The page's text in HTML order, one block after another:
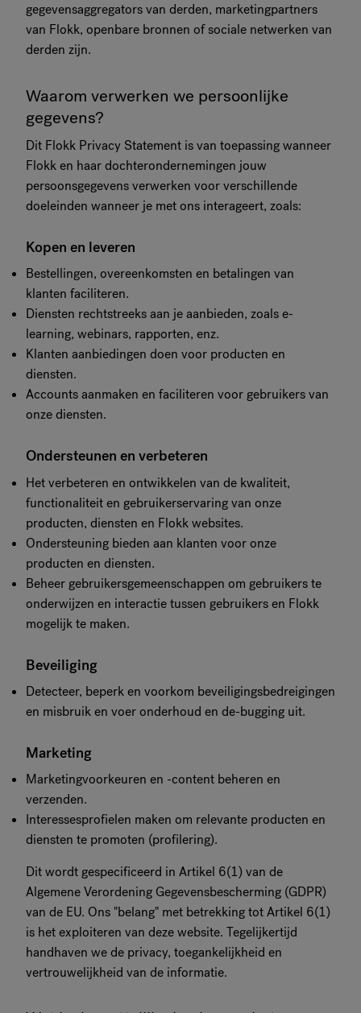
gegevensaggregators van derden, marketingpartners
van Flokk, openbare bronnen of sociale netwerken van
derden zijn.
Waarom verwerken we persoonlijke
gegevens?
Dit Flokk Privacy Statement is van toepassing wanneer
Flokk en haar dochterondernemingen jouw
persoonsgegevens verwerken voor verschillende
doeleinden wanneer je met ons interageert, zoals:
Kopen en leveren
Bestellingen, overeenkomsten en betalingen van
klanten faciliteren.
Diensten rechtstreeks aan je aanbieden, zoals e-
learning, webinars, rapporten, enz.
Klanten aanbiedingen doen voor producten en
diensten.
Accounts aanmaken en faciliteren voor gebruikers van
onze diensten.
Ondersteunen en verbeteren
Het verbeteren en ontwikkelen van de kwaliteit,
functionaliteit en gebruikerservaring van onze
producten, diensten en Flokk websites.
Ondersteuning bieden aan klanten voor onze
producten en diensten.
Beheer gebruikersgemeenschappen om gebruikers te
onderwijzen en interactie tussen gebruikers en Flokk
mogelijk te maken.
Beveiliging
Detecteer, beperk en voorkom beveiligingsbedreigingen
en misbruik en voer onderhoud en de-bugging uit.
Marketing
Marketingvoorkeuren en -content beheren en
verzenden.
Interessesprofielen maken om relevante producten en
diensten te promoten (profilering).
Dit wordt gespecificeerd in Artikel 6(1) van de
Algemene Verordening Gegevensbescherming (GDPR)
van de EU. Ons "belang" met betrekking tot Artikel 6(1)
is het exploiteren van deze website. Tegelijkertijd
handhaven we de privacy, toegankelijkheid en
vertrouwelijkheid van de informatie.